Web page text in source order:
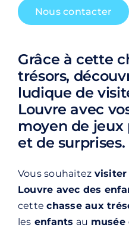
Nous contacter
Grâce à cette
trésors,
ludique de
Louvre avec
moyen de jeux
et de surprises.
Vous souhaitez visiter
Louvre avec des
cettechasse aux
les enfants au musée